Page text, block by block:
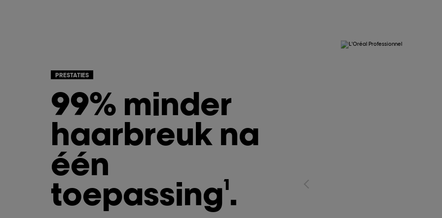
PRESTATIES
99% minder
haarbreuk na
één
toepassing1.